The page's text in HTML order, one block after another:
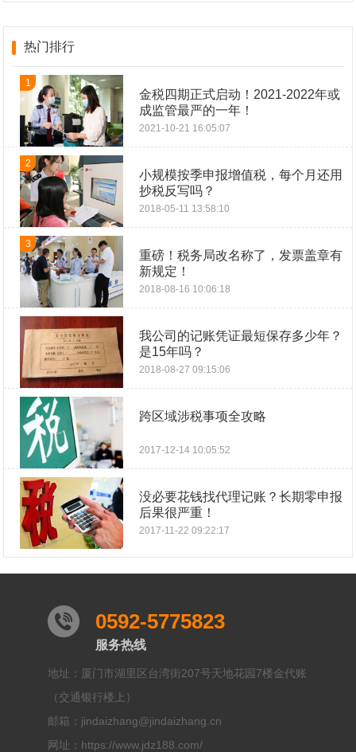
热门排行
1
金税四期正式启动！2021-2022年或
成监管最严的一年！
2021-10-21 16:05:07
2
小规模按季申报增值税，每个月还用
抄税反写吗？
2018-05-11 13:58:10
3
重磅！税务局改名称了，发票盖章有
新规定！
2018-08-16 10:06:18
我公司的记账凭证最短保存多少年？
是15年吗？
2018-08-27 09:15:06
跨区域涉税事项全攻略
2017-12-14 10:05:52
没必要花钱找代理记账？长期零申报
后果很严重！
2017-11-22 09:22:17
0592-5775823
服务热线
地址：厦门市湖里区台湾街207号天地花园7楼金代账
（交通银行楼上）
邮箱：jindaizhang@jindaizhang.cn
网址：https://www.jdz188.com/